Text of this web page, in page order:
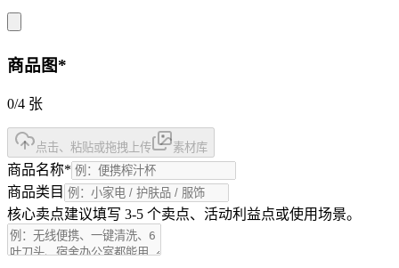
商品图*
0/4 张
点击、粘贴或拖拽上传 素材库
商品名称*
商品类目
核心卖点建议填写 3-5 个卖点、活动利益点或使用场景。